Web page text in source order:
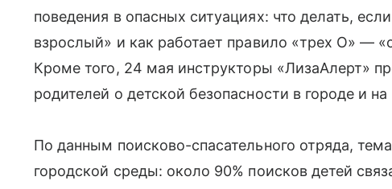
поведения в опасных ситуациях: что делать,
взрослый» и как работает правило «трех О» —
Кроме того, 24 мая инструкторы «ЛизаАлерт»
родителей о детской безопасности в городе и
По данным поисково-спасательного отряда,
городской среды: около 90% поисков детей